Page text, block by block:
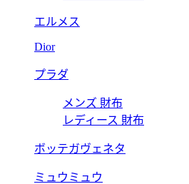
エルメス
Dior
プラダ
メンズ 財布
レディース 財布
ボッテガヴェネタ
ミュウミュウ